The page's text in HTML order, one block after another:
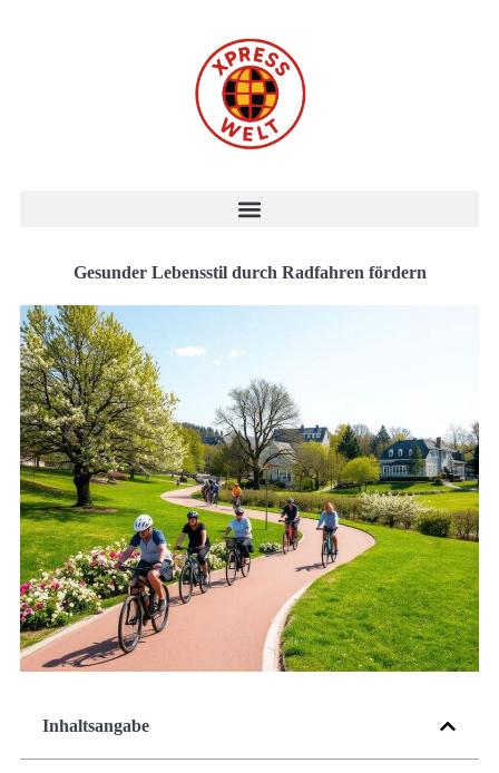
Gesunder Lebensstil durch Radfahren fördern
Inhaltsangabe